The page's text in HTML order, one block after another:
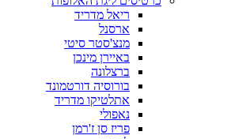
ריאל מדריד
ארסנל
מנצ'סטר סיטי
באיירן מינכן
ברצלונה
בורוסיה דורטמונד
אתלטיקו מדריד
נאפולי
פריז סן ז'רמן